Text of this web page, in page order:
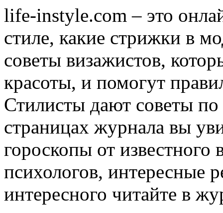
life-instyle.com – это
стиле, какие стрижки в
советы визажистов,
красоты, и помогут
Стилисты дают советы
страницах журнала вы
гороскопы от известного
психологов, интересные
интересного читайте в